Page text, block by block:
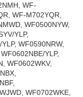
WF-
WF-M702YQR,
WF0500NYW,
YLP,
WF0590NRW,
YLP,
WF0602WKV,
WF0702WKE,